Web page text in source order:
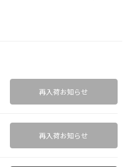
再入荷お知らせ
再入荷お知らせ